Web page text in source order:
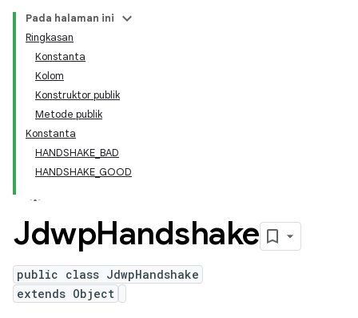
Pada halaman ini
Ringkasan
Konstanta
Kolom
Konstruktor publik
Metode publik
Konstanta
HANDSHAKE_BAD
HANDSHAKE_GOOD
JdwpHandshake
public class JdwpHandshake
extends Object